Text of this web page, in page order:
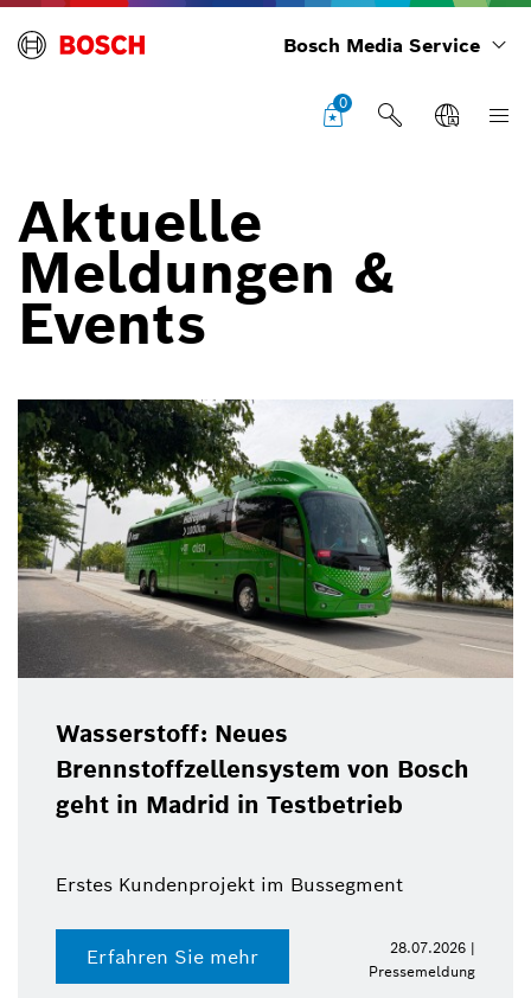
Bosch Media Service
0
Aktuelle
Meldungen &
Events
Wasserstoff: Neues
Brennstoffzellensystem von Bosch
geht in Madrid in Testbetrieb
Erstes Kundenprojekt im Bussegment
Erfahren Sie mehr
28.07.2026 |
Pressemeldung